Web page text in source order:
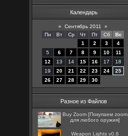
Календарь
« Сентябрь 2011
»
Пн
Вт Ср Чт Пт Сб
Вс
1
2 3
4
5
6 7 8 9 10
11
12
13 14 15 16 17
18
19
20 21 22 23 24
25
26
27 28 29 30
Разное из Файлов
Buy Zoom [Покупаем zoom
для любого оружия]
Weapon Lights v0.6